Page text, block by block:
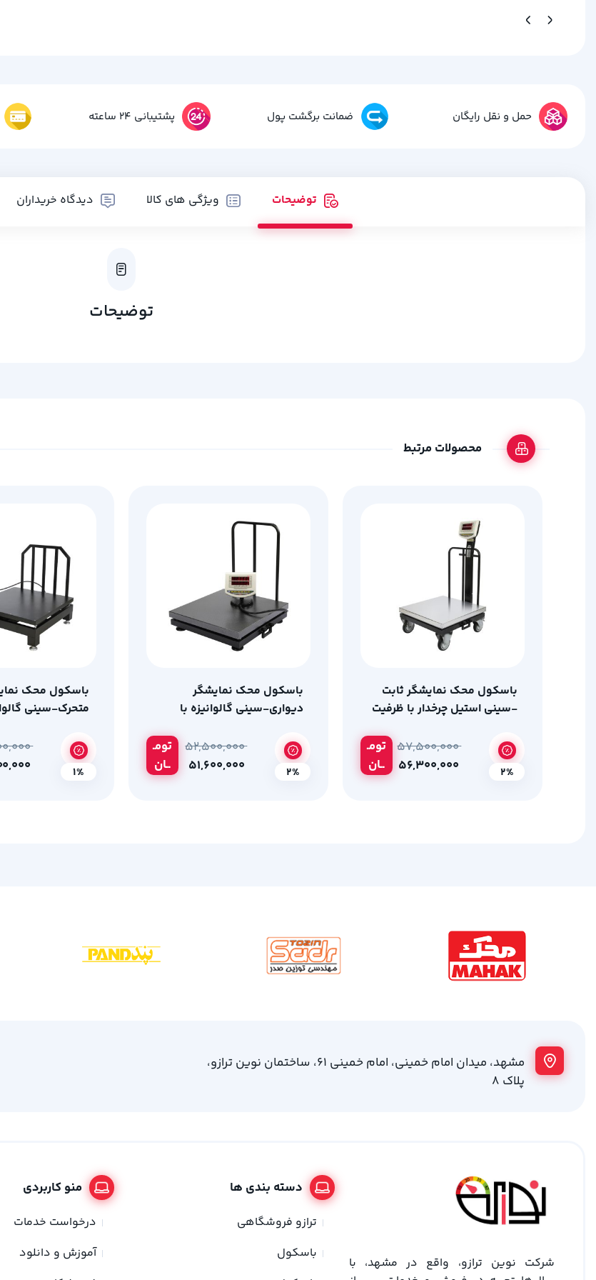
حمل و نقل رایگان ضمانت برگشت پول پشتیبانی 24 ساعته
توضیحات ویژگی های کالا دیدگاه خریداران
توضیحات
محصولات مرتبط
باسکول محک نمایشگر ثابت
-سینی استیل چرخدار با ظرفیت
تومـ
ــان
۵۷,۵۰۰,۰۰۰
2%
باسکول محک نمایشگر
دیواری-سینی گالوانیزه با
تومـ
ــان
۵۲,۵۰۰,۰۰۰
2%
باسکول محک
متحرک-سینی
۸۳,۹۰۰,۰۰۰
1%
مشهد، میدان امام خمینی، امام خمینی 61، ساختمان نوین ترازو،
پلاک 8
شرکت نوین ترازو، واقع در مشهد، با
دسته بندی ها
ترازو فروشگاهی
باسکول
منو کاربردی
درخواست خدمات
آموزش و دانلود